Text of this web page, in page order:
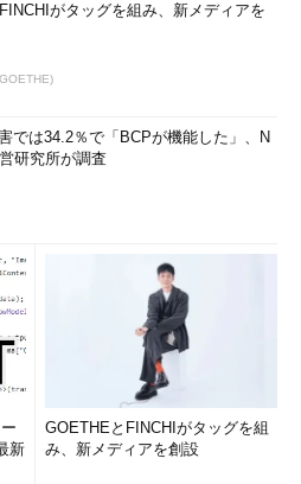
確認し、利用可能なら有効にする
示されなかったり、上の電源設定
。
システム（ハードウェアやファー
などが休止状態をサポートしてい
ステムだが、まだ有効化していな
Instant Go）」が有効になってい
理者権限のあるコマンドプロンプ
（もしくは「powercfg
いうコマンドを実行する。
がタッグを組み、新メディアを
では34.2％で「BCPが機能した」、N
研究所が調査
新
GOETHEとFINCHIがタッグを組
み、新メディアを創設